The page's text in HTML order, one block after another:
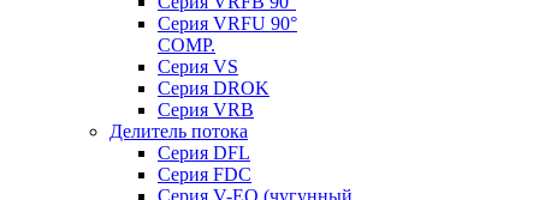
Серия VRFU 90°
COMP.
Серия VS
Серия DROK
Серия VRB
Делитель потока
Серия DFL
Серия FDC
Серия V-EQ (чугунный